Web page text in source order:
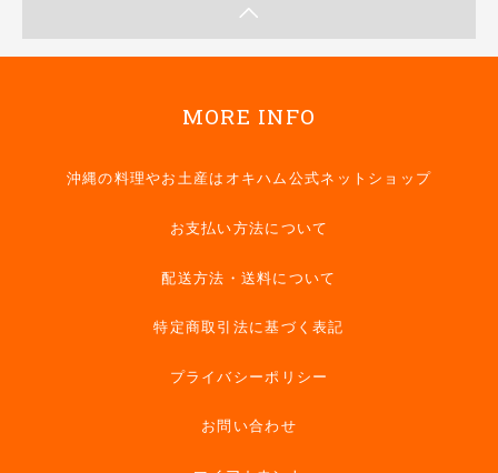
MORE INFO
沖縄の料理やお土産はオキハム公式ネットショップ
お支払い方法について
配送方法・送料について
特定商取引法に基づく表記
プライバシーポリシー
お問い合わせ